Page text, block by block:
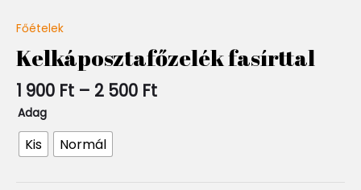
Főételek
Kelkáposztafőzelék fasírttal
1 900 Ft – 2 500 Ft
1
900 Ft
-
2
Adag
Kis Normál